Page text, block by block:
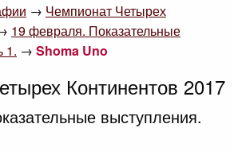
→ Чемпионат Четырех
19 февраля. Показательные
1. → Shoma Uno
Континентов 2017
выступления.